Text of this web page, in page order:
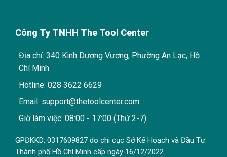
Công Ty TNHH The Tool Center
Địa chỉ: 340 Kinh Dương Vương, Phường An Lạc, Hồ
Chí Minh
Hotline: 028 3622 6629
Email: support@thetoolcenter.com
Giờ làm việc: 08:00 - 17:00 (Thứ 2-7)
GPĐKKD: 0317609827 do chi cục Sở Kế Hoạch và Đầu Tư
Thành phố Hồ Chí Minh cấp ngày 16/12/2022.